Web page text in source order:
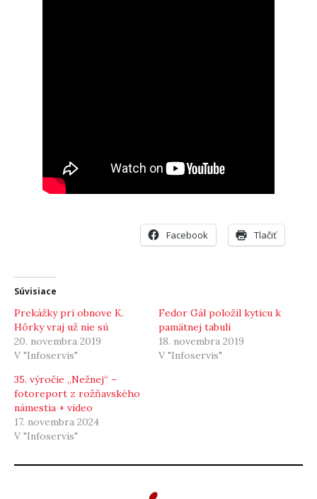
Facebook Tlačiť
Súvisiace
Prekážky pri obnove K.
Hôrky vraj už nie sú
20. novembra 2019
V "Infoservis"
Fedor Gál položil kyticu k
pamätnej tabuli
18. novembra 2019
V "Infoservis"
35. výročie „Nežnej“ –
fotoreport z rožňavského
námestia + video
17. novembra 2024
V "Infoservis"